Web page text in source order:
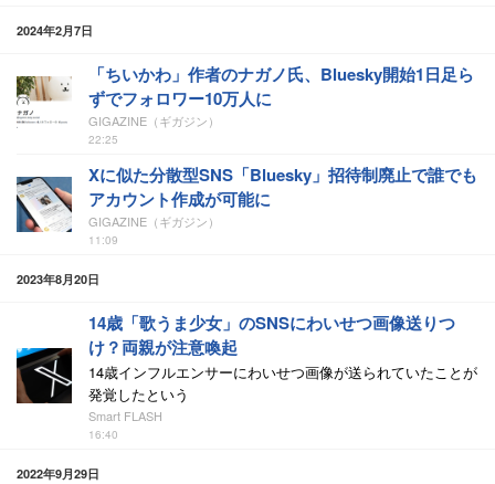
2024年2月7日
「ちいかわ」作者のナガノ氏、Bluesky開始1日足ら
ずでフォロワー10万人に
GIGAZINE（ギガジン）
22:25
Xに似た分散型SNS「Bluesky」招待制廃止で誰でも
アカウント作成が可能に
GIGAZINE（ギガジン）
11:09
2023年8月20日
14歳「歌うま少女」のSNSにわいせつ画像送りつ
け？両親が注意喚起
14歳インフルエンサーにわいせつ画像が送られていたことが
発覚したという
Smart FLASH
16:40
2022年9月29日